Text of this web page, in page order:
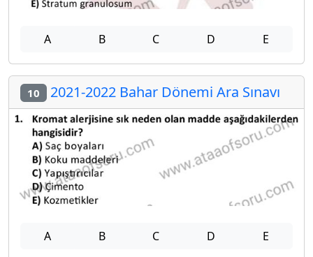
A B C D E
10 2021-2022 Bahar Dönemi Ara Sınavı
A B C D E